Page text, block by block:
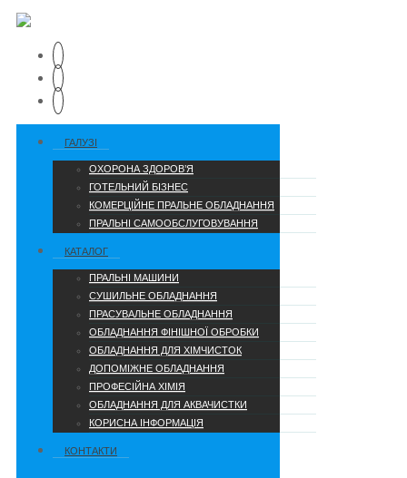
ГАЛУЗІ
ОХОРОНА ЗДОРОВ’Я
ГОТЕЛЬНИЙ БІЗНЕС
КОМЕРЦІЙНЕ ПРАЛЬНЕ ОБЛАДНАННЯ
ПРАЛЬНІ САМООБСЛУГОВУВАННЯ
КАТАЛОГ
ПРАЛЬНІ МАШИНИ
СУШИЛЬНЕ ОБЛАДНАННЯ
ПРАСУВАЛЬНЕ ОБЛАДНАННЯ
ОБЛАДНАННЯ ФІНІШНОЇ ОБРОБКИ
ОБЛАДНАННЯ ДЛЯ ХІМЧИСТОК
ДОПОМІЖНЕ ОБЛАДНАННЯ
ПРОФЕСІЙНА ХІМІЯ
ОБЛАДНАННЯ ДЛЯ АКВАЧИСТКИ
КОРИСНА ІНФОРМАЦІЯ
КОНТАКТИ